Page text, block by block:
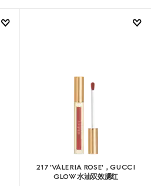
217 'VALERIA ROSE'，GUCCI
GLOW 水油双效腮红